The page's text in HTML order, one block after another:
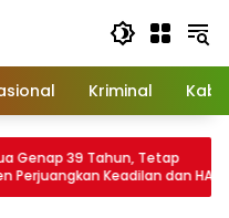
Kriminal
39 Tahun, Tetap
Keadilan dan HAM